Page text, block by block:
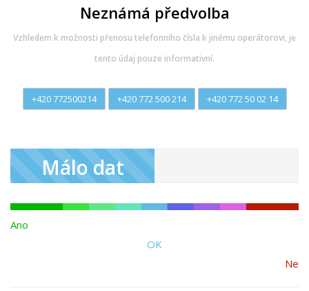
Neznámá předvolba
Vzhledem k možnosti přenosu telefonního čísla k jinému operátorovi, je
tento údaj pouze informativní.
+420 772500214 +420 772 500 214 +420 772 50 02 14
Málo dat
Ano
OK
Ne